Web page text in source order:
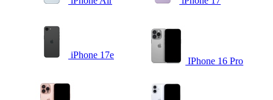
iPhone 17e
IPhone 16 Pro